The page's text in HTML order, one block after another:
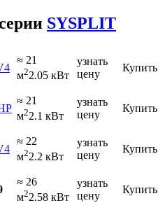
SYSPLIT
≈ 21
м22.05 кВт
узнать
цену
Купить
≈ 21
м22.1 кВт
узнать
цену
Купить
≈ 22
м22.2 кВт
узнать
цену
Купить
≈ 26
м22.58 кВт
узнать
цену
Купить